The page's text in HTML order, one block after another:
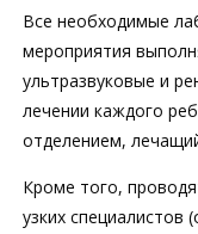
Все необходимые
мероприятия
ультразвуковые и
лечении каждого
отделением,
Кроме того,
узких специалистов